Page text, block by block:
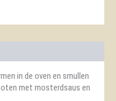
in de oven en smullen
met mosterdsaus en